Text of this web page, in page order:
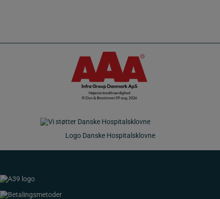
Logo Danske Hospitalsklovne